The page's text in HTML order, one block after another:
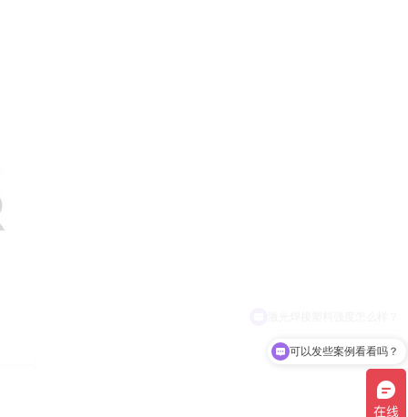
可以发些案例看看吗？